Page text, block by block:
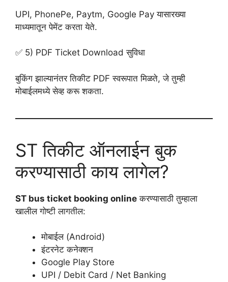
UPI, PhonePe, Paytm, Google Pay यासारख्या
माध्यमातून पेमेंट करता येते.
✅ 5) PDF Ticket Download सुविधा
बुकिंग झाल्यानंतर तिकीट PDF स्वरूपात मिळते, जे तुम्ही
मोबाईलमध्ये सेव्ह करू शकता.
ST तिकीट ऑनलाईन बुक
करण्यासाठी काय लागेल?
ST bus ticket booking online करण्यासाठी तुम्हाला
खालील गोष्टी लागतील:
मोबाईल (Android)
इंटरनेट कनेक्शन
Google Play Store
UPI / Debit Card / Net Banking